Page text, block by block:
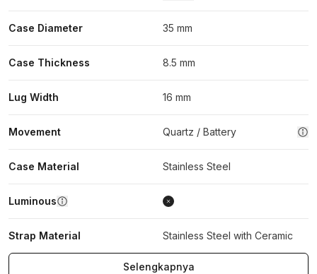
Case Diameter 35 mm
Case Thickness 8.5 mm
Lug Width 16 mm
Movement Quartz / Battery
Case Material Stainless Steel
Luminous
Strap Material Stainless Steel with Ceramic
Selengkapnya